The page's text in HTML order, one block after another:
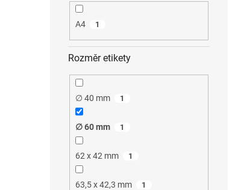
A4 1
Rozměr etikety
∅ 40 mm 1
∅ 60 mm 1
62 x 42 mm 1
63,5 x 42,3 mm 1